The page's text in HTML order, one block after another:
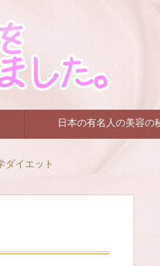
日本の有名人の美容の
ダイエット